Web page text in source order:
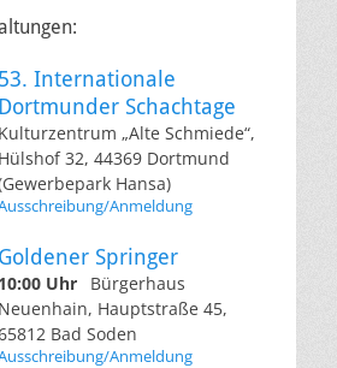
53. Internationale
Dortmunder Schachtage
Kulturzentrum „Alte Schmiede“,
Hülshof 32, 44369 Dortmund
Hansa)
Anmeldung
Goldener Springer
10:00 Uhr
Bürgerhaus
Neuenhain, Hauptstraße 45,
Bad Soden
Anmeldung